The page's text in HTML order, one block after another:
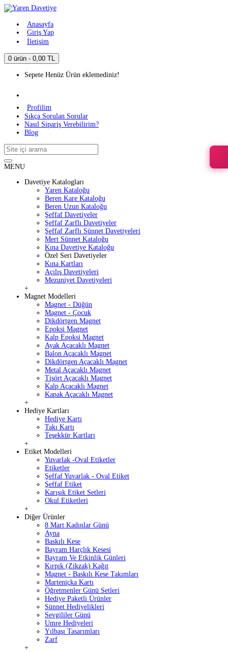
Anasayfa
Giriş Yap
İletişim
0 ürün - 0,00 TL
Sepete Henüz Ürün eklemediniz!
Profilim
Sıkça Sorulan Sorular
Nasıl Sipariş Verebilirim?
Blog
MENU
Davetiye Katalogları
Yaren Kataloğu
Beren Kare Kataloğu
Beren Uzun Kataloğu
Şeffaf Davetiyeler
Şeffaf Zarflı Davetiyeler
Şeffaf Zarflı Sünnet Davetiyeleri
Mert Sünnet Kataloğu
Kına Davetiye Kataloğu
Özel Seri Davetiyeler
Kına Kartları
Açılış Davetiyeleri
Mezuniyet Davetiyeleri
+
Magnet Modelleri
Magnet - Düğün
Magnet - Çocuk
Dikdörtgen Magnet
Epoksi Magnet
Kalp Epoksi Magnet
Ayak Açacaklı Magnet
Balon Açacaklı Magnet
Dikdörtgen Açacaklı Magnet
Metal Açacaklı Magnet
Tişört Açacaklı Magnet
Kalp Açacaklı Magnet
Kapak Açacaklı Magnet
+
Hediye Kartları
Hediye Kartı
Takı Kartı
Teşekkür Kartları
+
Etiket Modelleri
Yuvarlak -Oval Etiketler
Etiketler
Şeffaf Yuvarlak - Oval Etiket
Şeffaf Etiket
Karışık Etiket Setleri
Okul Etiketleri
+
Diğer Ürünler
8 Mart Kadınlar Günü
Ayna
Baskılı Kese
Bayram Harçlık Kesesi
Bayram Ve Etkinlik Günleri
Kırpık (Zikzak) Kağıt
Magnet - Baskılı Kese Takımları
Marteniçka Kartı
Öğretmenler Günü Setleri
Hediye Paketli Ürünler
Sünnet Hediyelikleri
Sevgililer Günü
Umre Hediyeleri
Yılbaşı Tasarımları
Zarf
+